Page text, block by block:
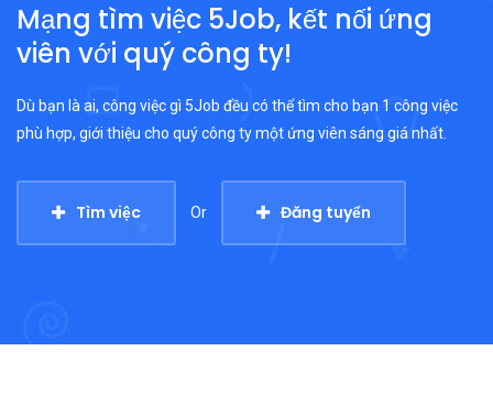
Mạng tìm việc 5Job, kết nối ứng
viên với quý công ty!
Dù bạn là ai, công việc gì 5Job đều có thể tìm cho bạn 1 công việc
phù hợp, giới thiệu cho quý công ty một ứng viên sáng giá nhất.
Tìm việc Or Đăng tuyển